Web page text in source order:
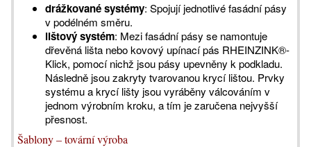
drážkované systémy: Spojují jednotlivé fasádní pásy
v podélném směru.
lištový systém: Mezi fasádní pásy se namontuje
dřevěná lišta nebo kovový upínací pás RHEINZINK®-
Klick, pomocí nichž jsou pásy upevněny k podkladu.
Následně jsou zakryty tvarovanou krycí lištou. Prvky
systému a krycí lišty jsou vyráběny válcováním v
jednom výrobním kroku, a tím je zaručena nejvyšší
přesnost.
Šablony – tovární výroba